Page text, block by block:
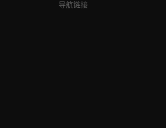
导航链接